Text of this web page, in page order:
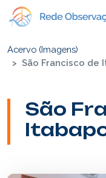
Acervo (Imagens)
São Francisco de
São